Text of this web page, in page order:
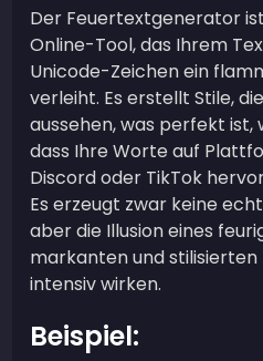
Der Feuertextgenerator
Online-Tool, das Ihrem
Unicode-Zeichen ein
verleiht. Es erstellt Stile,
aussehen, was perfekt ist,
dass Ihre Worte auf
Discord oder TikTok
Es erzeugt zwar keine
aber die Illusion eines
markanten und stilisierten
intensiv wirken.
Beispiel: